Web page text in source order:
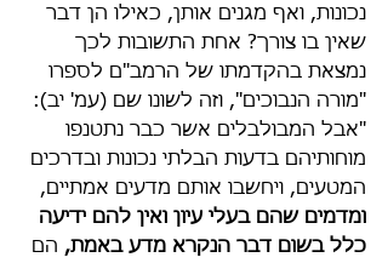
נכונות, ואף מגנים אותן, כאילו הן דבר
שאין בו צורך? אחת התשובות לכך
נמצאת בהקדמתו של הרמב"ם לספרו
"מורה הנבוכים", וזה לשונו שם (עמ' יב):
"אבל המבולבלים אשר כבר נתטנפו
מוחותיהם בדעות הבלתי נכונות ובדרכים
המטעים, ויחשבו אותם מדעים אמתיים,
ומדמים שהם בעלי עיון ואין להם ידיעה
כלל בשום דבר הנקרא מדע באמת, הם